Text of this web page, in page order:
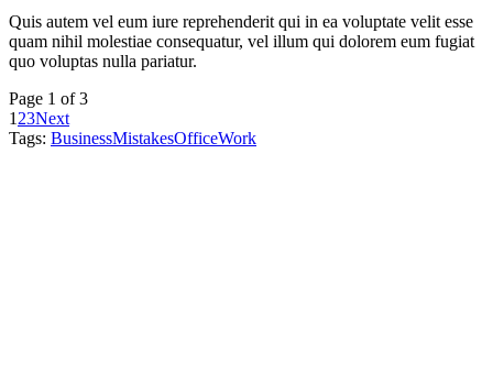
Quis autem vel eum iure reprehenderit qui in ea voluptate velit esse
quam nihil molestiae consequatur, vel illum qui dolorem eum fugiat
quo voluptas nulla pariatur.
Page 1 of 3
1 23Next
Tags: BusinessMistakesOfficeWork